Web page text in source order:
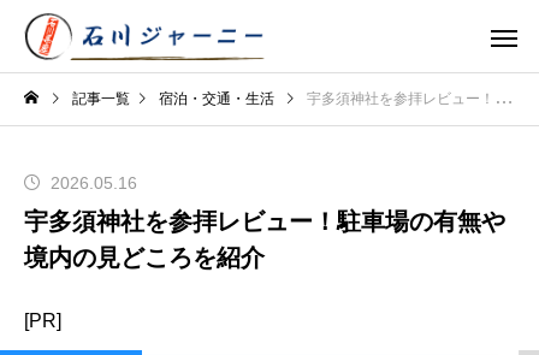
記事一覧 宿泊・交通・生活 宇多須神社を参拝レビュー！駐車場の有無や境内の見どころを紹介
2026.05.16
宇多須神社を参拝レビュー！駐車場の有無や
境内の見どころを紹介
[PR]